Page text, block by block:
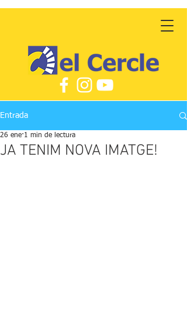
Entrada
JA TENIM NOVA IMATGE!
26 ene 1 min de lectura